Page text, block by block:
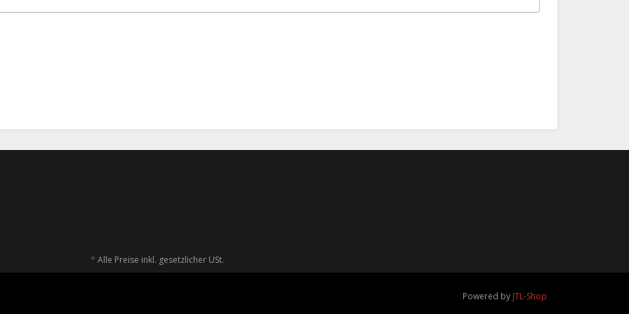
Krav Maga
Kravolution Krav Maga
Krav Maga Oster Camp
* Alle Preise inkl. gesetzlicher USt.
Powered by JTL-Shop